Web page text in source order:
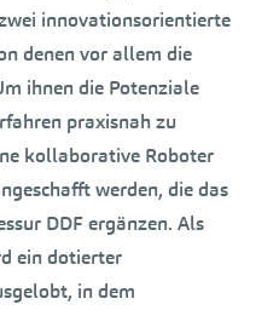
innovationsorientierte
denen vor allem die
ihnen die Potenziale
praxisnah zu
kollaborative Roboter
werden, die das
DDF ergänzen. Als
ein dotierter
in dem